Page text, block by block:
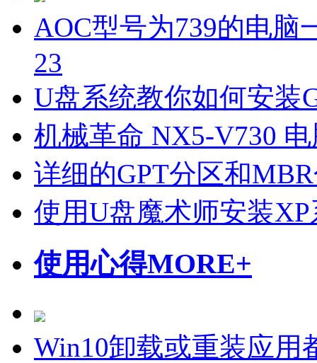
AOC型号为739的电脑
23
U盘系统教你如何安装
机械革命 NX5-V730
详细的GPT分区和
使用U盘魔术师安装
使用心得MORE+
Win10卸载或重装应用